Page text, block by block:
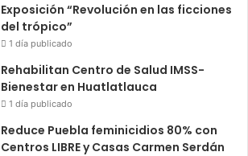
Exposición “Revolución en las ficciones
del trópico”
1 día publicado
Rehabilitan Centro de Salud IMSS-
Bienestar en Huatlatlauca
1 día publicado
Reduce Puebla feminicidios 80% con
Centros LIBRE y Casas Carmen Serdán